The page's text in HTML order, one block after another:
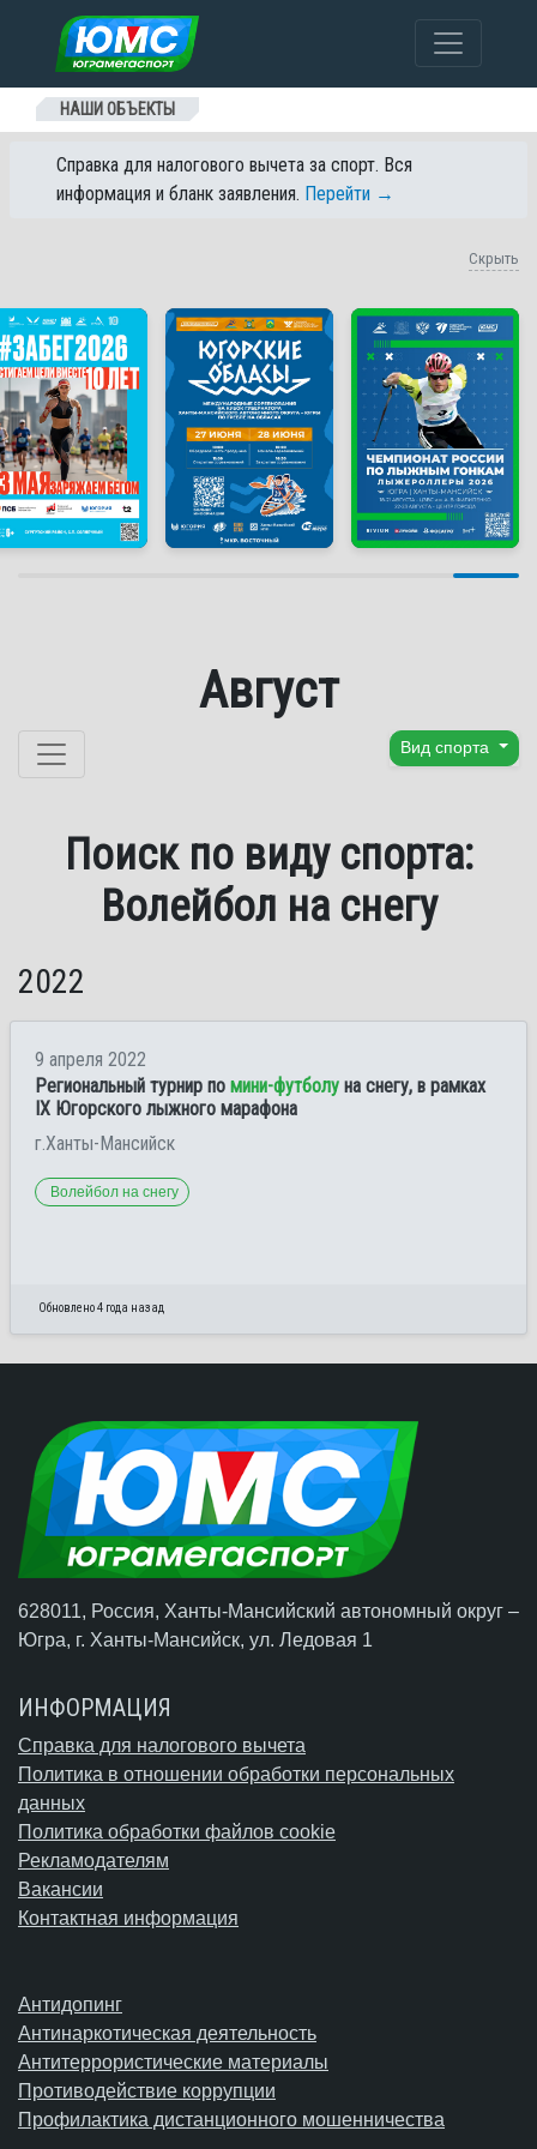
Перейти к содержанию
НАШИ ОБЪЕКТЫ
Справка для налогового вычета за спорт. Вся
информация и бланк заявления. Перейти →
Скрыть
Август
Перейти к содержанию Вид спорта
Поиск по виду спорта:
Волейбол на снегу
2022
9 апреля 2022
Региональный турнир по мини-футболу на снегу, в рамках
IХ Югорского лыжного марафона
г.Ханты-Мансийск
Волейбол на снегу
Обновлено 4 года назад
628011, Россия, Ханты-Мансийский автономный округ –
Югра, г. Ханты-Мансийск, ул. Ледовая 1
ИНФОРМАЦИЯ
Справка для налогового вычета
Политика в отношении обработки персональных
данных
Политика обработки файлов cookie
Рекламодателям
Вакансии
Контактная информация
Антидопинг
Антинаркотическая деятельность
Антитеррористические материалы
Противодействие коррупции
Профилактика дистанционного мошенничества